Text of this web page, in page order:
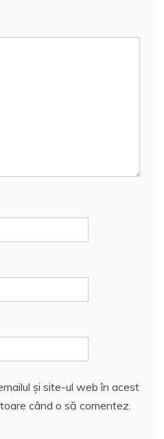
și site-ul web în acest
când o să comentez.